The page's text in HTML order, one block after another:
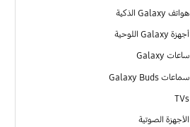
هواتف Galaxy الذكية
أجهزة Galaxy اللوحية
ساعات Galaxy
سماعات Galaxy Buds
TVs
الأجهزة الصوتية